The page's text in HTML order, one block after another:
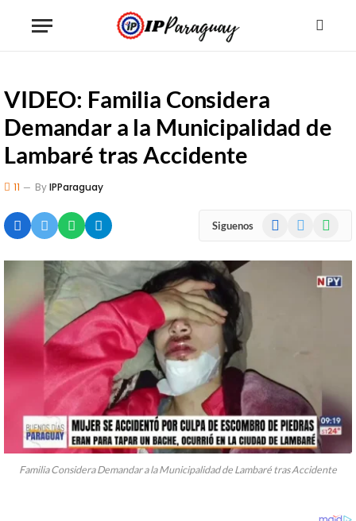
VIDEO: Familia Considera
Demandar a la Municipalidad de
Lambaré tras Accidente
11 ByIPParaguay
Siguenos Facebook
Familia Considera Demandar a la Municipalidad de Lambaré tras Accidente